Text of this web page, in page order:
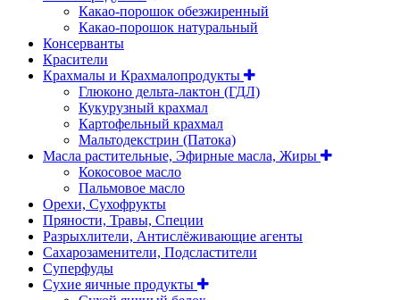
Какао-порошок обезжиренный
Какао-порошок натуральный
Консерванты
Красители
Крахмалы и Крахмалопродукты
Глюконо дельта-лактон (ГДЛ)
Кукурузный крахмал
Картофельный крахмал
Мальтодекстрин (Патока)
Масла растительные, Эфирные масла, Жиры
Кокосовое масло
Пальмовое масло
Орехи, Сухофрукты
Пряности, Травы, Специи
Разрыхлители, Антислёживающие агенты
Сахарозаменители, Подсластители
Суперфуды
Сухие яичные продукты